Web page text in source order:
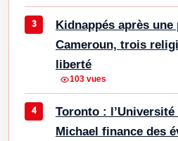
Kidnappés après
Cameroun, trois
liberté
103 vues
Toronto :
Michael finance des